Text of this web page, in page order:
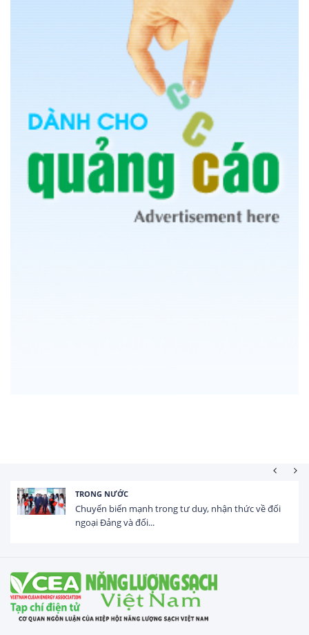
HOẠT ĐỘNG ĐẦU TƯ
Tổng vốn FDI đăng ký vào Việt Nam đạt gần 25 tỷ
USD trong 5 tháng...